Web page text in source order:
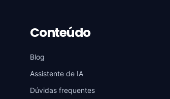
Conteúdo
Blog
Assistente de IA
Dúvidas frequentes